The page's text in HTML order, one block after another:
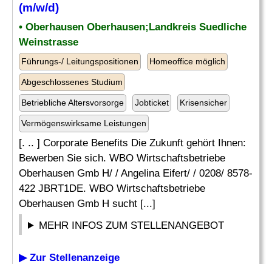
(m/w/d)
• Oberhausen Oberhausen;Landkreis Suedliche
Weinstrasse
Führungs-/ Leitungspositionen Homeoffice möglich
Abgeschlossenes Studium
Betriebliche Altersvorsorge Jobticket Krisensicher
Vermögenswirksame Leistungen
[. .. ] Corporate Benefits Die Zukunft gehört Ihnen:
Bewerben Sie sich. WBO Wirtschaftsbetriebe
Oberhausen Gmb H/ / Angelina Eifert/ / 0208/ 8578-
422 JBRT1DE. WBO Wirtschaftsbetriebe
Oberhausen Gmb H sucht [...]
MEHR INFOS ZUM STELLENANGEBOT
▶ Zur Stellenanzeige